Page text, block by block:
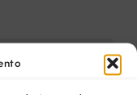
red Social